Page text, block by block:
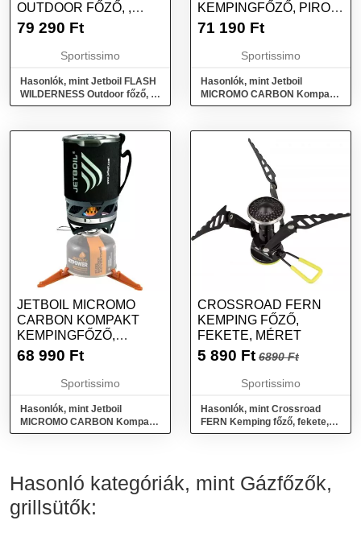
OUTDOOR FŐZŐ, ,
MÉRET
79 290 Ft
Sportissimo
Hasonlók, mint Jetboil FLASH
WILDERNESS Outdoor főző, ,
méret
KEMPINGFŐZŐ, PIROS,
MÉRET
71 190 Ft
Sportissimo
Hasonlók, mint Jetboil
MICROMO CARBON Kompakt
kempingfőző, piros, méret
JETBOIL MICROMO
CARBON KOMPAKT
KEMPINGFŐZŐ,
FEKETE, MÉRET
68 990 Ft
Sportissimo
Hasonlók, mint Jetboil
MICROMO CARBON Kompakt
kempingfőző, fekete, méret
CROSSROAD FERN
KEMPING FŐZŐ,
FEKETE, MÉRET
5 890 Ft 6890 Ft
Sportissimo
Hasonlók, mint Crossroad
FERN Kemping főző, fekete,
méret
Hasonló kategóriák, mint Gázfőzők,
grillsütők: